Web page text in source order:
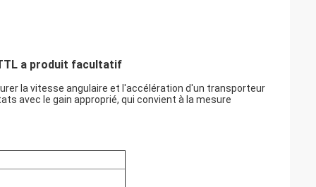
a produit facultatif
la vitesse angulaire et l'accélération d'un transporteur
avec le gain approprié, qui convient à la mesure